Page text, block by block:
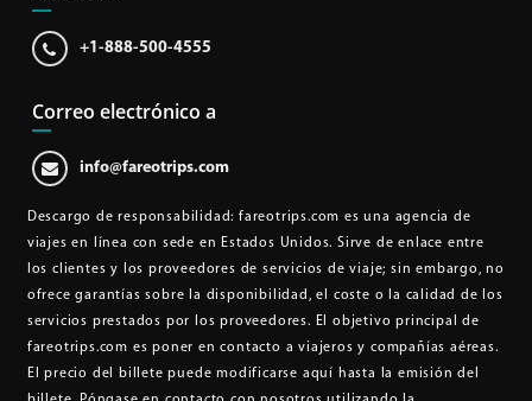
+1-888-500-4555
Correo electrónico a
info@fareotrips.com
Descargo de responsabilidad: fareotrips.com es una agencia de
viajes en línea con sede en Estados Unidos. Sirve de enlace entre
los clientes y los proveedores de servicios de viaje; sin embargo, no
ofrece garantías sobre la disponibilidad, el coste o la calidad de los
servicios prestados por los proveedores. El objetivo principal de
fareotrips.com es poner en contacto a viajeros y compañías aéreas.
El precio del billete puede modificarse aquí hasta la emisión del